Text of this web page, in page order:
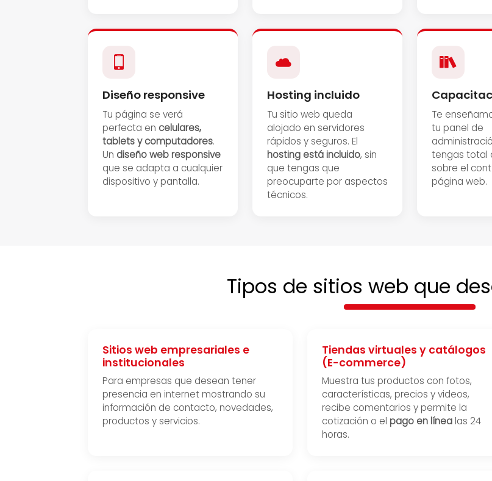
Diseño responsive
Tu página se verá
perfecta en celulares,
tablets y computadores.
Un diseño web responsive
que se adapta a cualquier
dispositivo y pantalla.
Hosting incluido
Tu sitio web queda
alojado en servidores
rápidos y seguros. El
hosting está incluido, sin
que tengas que
preocuparte por aspectos
técnicos.
Te
tu panel de
tengas total
sobre el
página web.
Tipos de sitios web que
Sitios web empresariales e
institucionales
Para empresas que desean tener
presencia en internet mostrando su
información de contacto, novedades,
productos y servicios.
Tiendas virtuales y catálogos
(E-commerce)
Muestra tus productos con fotos,
características, precios y videos,
recibe comentarios y permite la
cotización o el pago en línea las 24
horas.